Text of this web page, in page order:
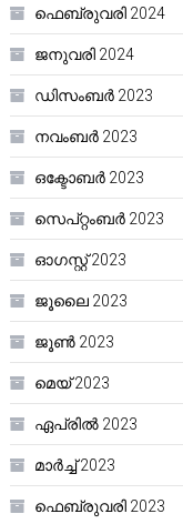
ഫെബ്രുവരി 2024
ജനുവരി 2024
ഡിസംബർ 2023
നവംബർ 2023
ഒക്ടോബർ 2023
സെപ്റ്റംബർ 2023
ഓഗസ്റ്റ്‌ 2023
ജൂലൈ 2023
ജൂൺ 2023
മെയ്‌ 2023
ഏപ്രിൽ 2023
മാർച്ച്‌ 2023
ഫെബ്രുവരി 2023